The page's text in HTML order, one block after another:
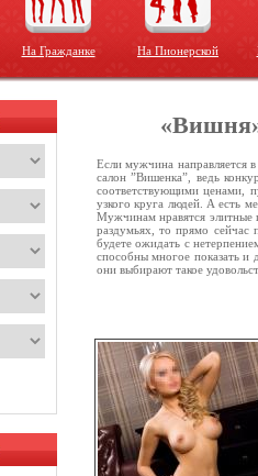
На Гражданке На Пионерской
Если мужчина направляется
салон ”Вишенка”, ведь
соответствующими ценами,
узкого круга людей. А есть
Мужчинам нравятся элитные
раздумьях, то прямо сейчас
будете ожидать с
способны многое показать и
они выбирают такое